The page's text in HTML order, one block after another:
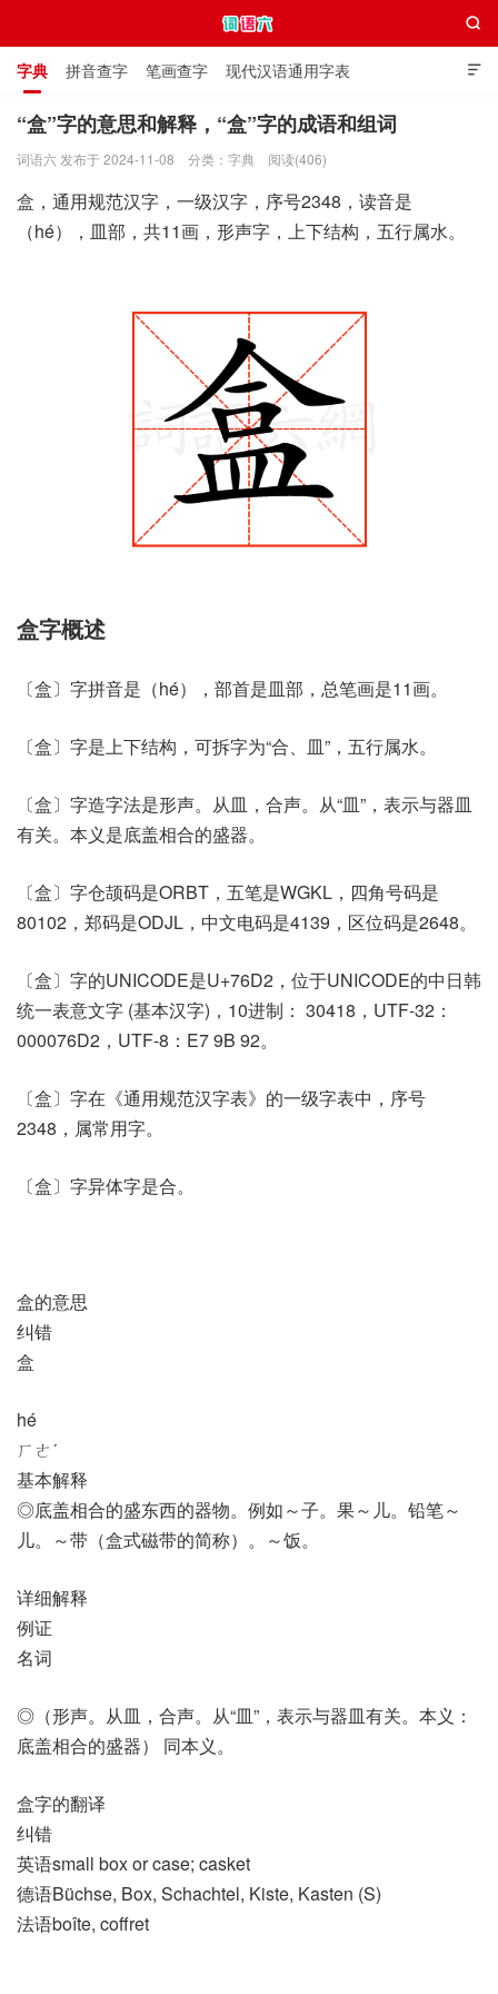

字典 拼音查字 笔画查字 现代汉语通用字表
通用规范汉字表 叠字大全 独体字大全 极简英语词典

“盒”字的意思和解释，“盒”字的成语和组词
词语六 发布于 2024-11-08 分类： 字典 阅读(406)
盒，通用规范汉字，一级汉字，序号2348，读音是
（hé），皿部，共11画，形声字，上下结构，五行属水。
盒字概述
〔盒〕字拼音是（hé），部首是皿部，总笔画是11画。
〔盒〕字是上下结构，可拆字为“合、皿”，五行属水。
〔盒〕字造字法是形声。从皿，合声。从“皿”，表示与器皿
有关。本义是底盖相合的盛器。
〔盒〕字仓颉码是ORBT，五笔是WGKL，四角号码是
80102，郑码是ODJL，中文电码是4139，区位码是2648。
〔盒〕字的UNICODE是U+76D2，位于UNICODE的中日韩
统一表意文字 (基本汉字)，10进制： 30418，UTF-32：
000076D2，UTF-8：E7 9B 92。
〔盒〕字在《通用规范汉字表》的一级字表中，序号
2348，属常用字。
〔盒〕字异体字是合。
盒的意思
纠错
盒
hé
ㄏㄜˊ
基本解释
◎底盖相合的盛东西的器物。例如～子。果～儿。铅笔～
儿。～带（盒式磁带的简称）。～饭。
详细解释
例证
名词
◎（形声。从皿，合声。从“皿”，表示与器皿有关。本义：
底盖相合的盛器） 同本义。
盒字的翻译
纠错
英语small box or case; casket
德语Büchse, Box, Schachtel, Kiste, Kasten (S)
法语boîte, coffret